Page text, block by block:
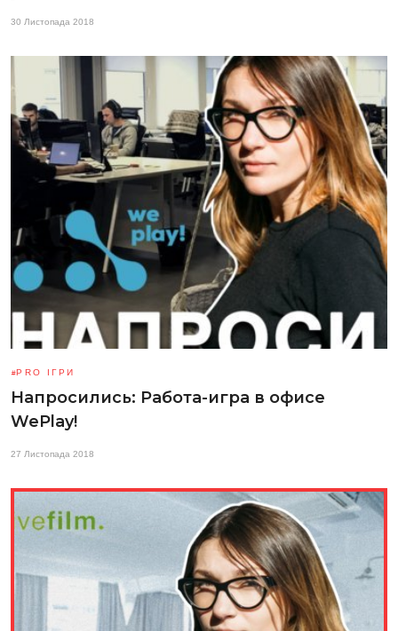
30 Листопада 2018
PRO ІГРИ
Напросились: Работа-игра в офисе
WePlay!
27 Листопада 2018